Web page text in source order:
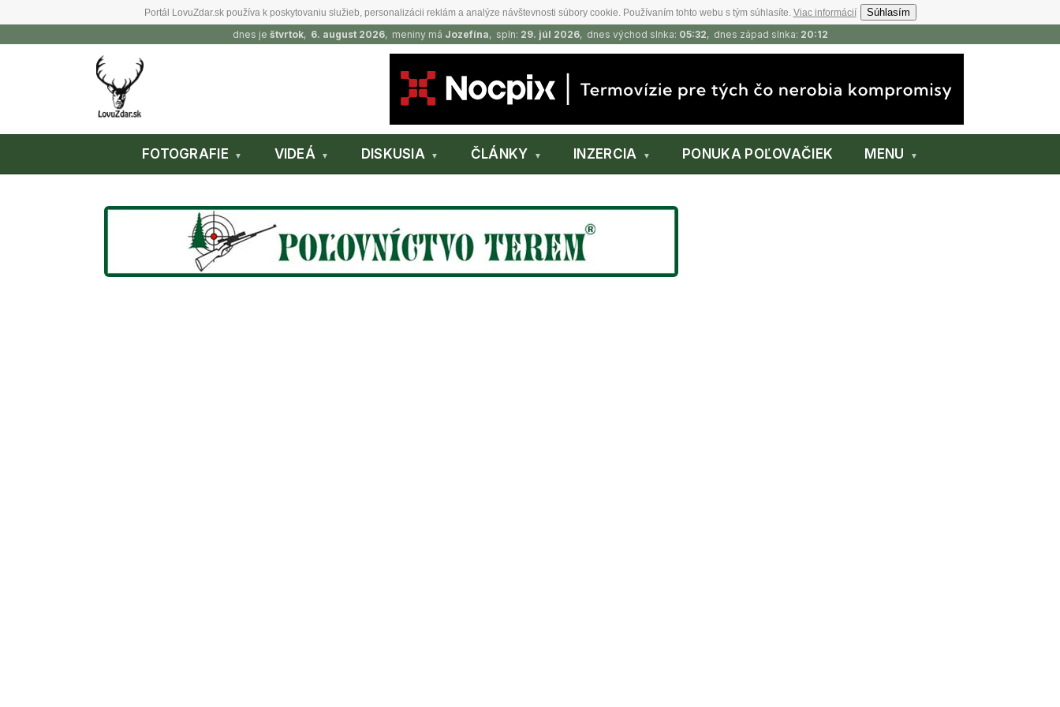
Portál LovuZdar.sk používa k poskytovaniu služieb, personalizácii reklám a analýze návštevnosti súbory cookie. Používaním tohto webu s tým súhlasíte. Viac informácií
Súhlasím
dnes je štvrtok, 6. august 2026, meniny má Jozefína, spln: 29. júl 2026, dnes východ slnka: 05:32, dnes západ slnka: 20:12
FOTOGRAFIE VIDEÁ DISKUSIA ČLÁNKY INZERCIA PONUKA POĽOVAČIEK MENU